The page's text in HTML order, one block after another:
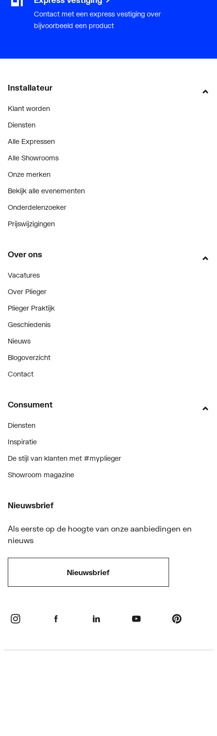
Contact met een express vestiging over
bijvoorbeeld een product
Installateur
Klant worden
Diensten
Alle Expressen
Alle Showrooms
Onze merken
Bekijk alle evenementen
Onderdelenzoeker
Prijswijzigingen
Over ons
Vacatures
Over Plieger
Plieger Praktijk
Geschiedenis
Nieuws
Blogoverzicht
Contact
Consument
Diensten
Inspiratie
De stijl van klanten met #myplieger
Showroom magazine
Nieuwsbrief
Als eerste op de hoogte van onze aanbiedingen en
nieuws
Nieuwsbrief